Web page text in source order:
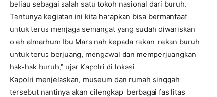
beliau sebagai salah satu tokoh nasional dari buruh.
Tentunya kegiatan ini kita harapkan bisa bermanfaat
untuk terus menjaga semangat yang sudah diwariskan
oleh almarhum Ibu Marsinah kepada rekan-rekan buruh
untuk terus berjuang, mengawal dan memperjuangkan
hak-hak buruh,” ujar Kapolri di lokasi.
Kapolri menjelaskan, museum dan rumah singgah
tersebut nantinya akan dilengkapi berbagai fasilitas